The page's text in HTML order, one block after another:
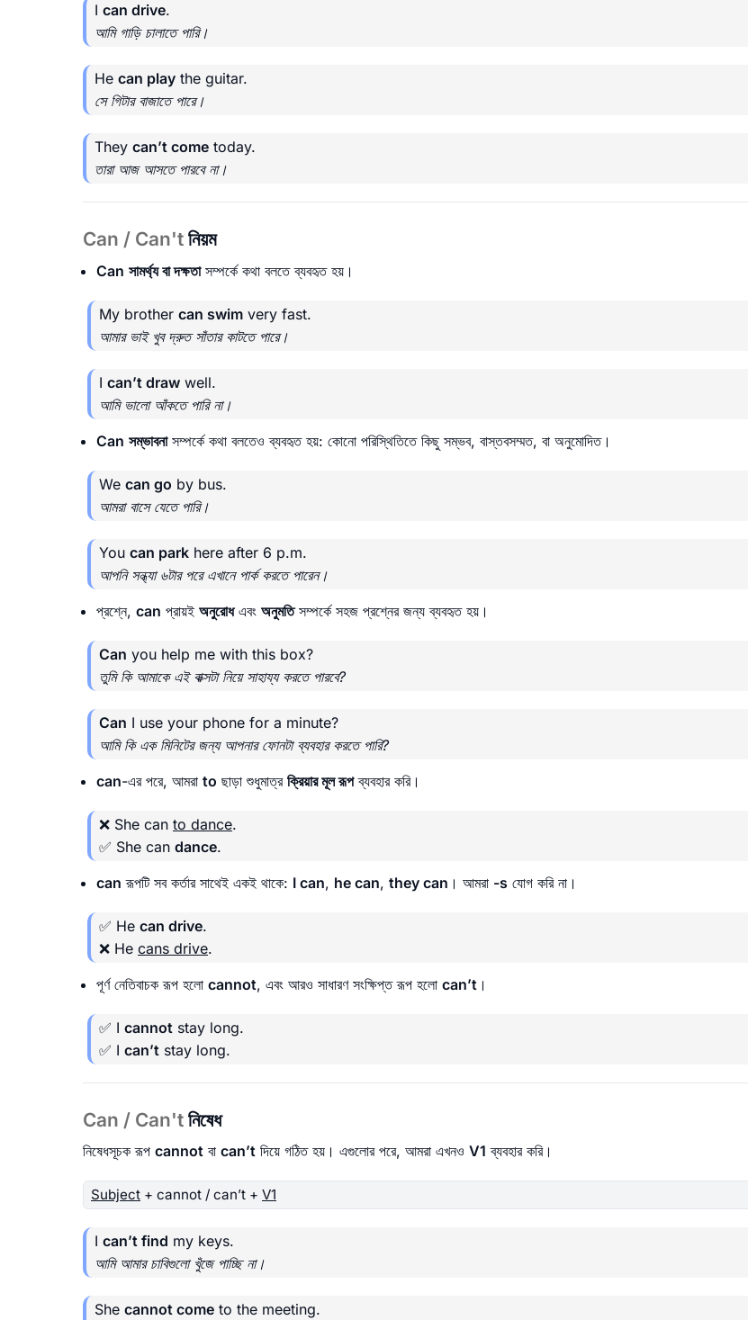
I can drive.
আমি গাড়ি চালাতে পারি।
He can play the guitar.
সে গিটার বাজাতে পারে।
They can’t come today.
তারা আজ আসতে পারবে না।
Can / Can't নিয়ম
Can সামর্থ্য বা দক্ষতাসম্পর্কে কথা বলতে ব্যবহৃত হয়।
My brother can swim very fast.
আমার ভাই খুব দ্রুত সাঁতার কাটতে পারে।
I can’t draw well.
আমি ভালো আঁকতে পারি না।
Can সম্ভাবনাসম্পর্কে কথা বলতেও ব্যবহৃত হয়: কোনো পরিস্থিতিতে কিছু সম্ভব, বাস্তবসম্মত, বা অনুমোদিত।
We can go by bus.
আমরা বাসে যেতে পারি।
You can park here after 6 p.m.
আপনি সন্ধ্যা ৬টার পরে এখানে পার্ক করতে পারেন।
প্রশ্নে, can প্রায়ই অনুরোধএবং অনুমতিসম্পর্কে সহজ প্রশ্নের জন্য ব্যবহৃত হয়।
Can you help me with this box?
তুমি কি আমাকে এই বাক্সটা নিয়ে সাহায্য করতে পারবে?
Can I use your phone for a minute?
আমি কি এক মিনিটের জন্য আপনার ফোনটা ব্যবহার করতে পারি?
can-এর পরে, আমরা to ছাড়া শুধুমাত্র ক্রিয়ার মূল রূপব্যবহার করি।
❌ She can to dance.
✅ She can dance.
can রূপটি সব কর্তার সাথেই একই থাকে: I can, he can, they can । আমরা -s যোগ করি না।
✅ He can drive.
❌ He cans drive.
পূর্ণ নেতিবাচক রূপ হলো cannot, এবং আরও সাধারণ সংক্ষিপ্ত রূপ হলো can’t ।
✅ I cannot stay long.
✅ I can’t stay long.
Can / Can't নিষেধ
নিষেধসূচক রূপ cannot বা can’t দিয়ে গঠিত হয়। এগুলোর পরে, আমরা এখনও V1 ব্যবহার করি।
Subject + cannot / can’t + V1
I can’t find my keys.
আমি আমার চাবিগুলো খুঁজে পাচ্ছি না।
She cannot come to the meeting.